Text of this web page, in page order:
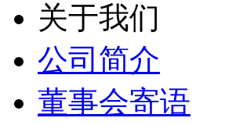
关于我们
公司简介
董事会寄语